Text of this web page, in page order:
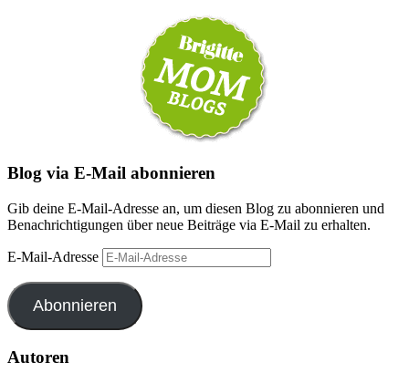
Blog via E-Mail abonnieren
Gib deine E-Mail-Adresse an, um diesen Blog zu abonnieren und
Benachrichtigungen über neue Beiträge via E-Mail zu erhalten.
E-Mail-Adresse
Abonnieren
Autoren